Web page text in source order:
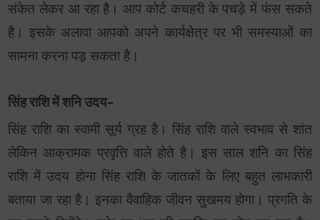
संकेत लेकर आ रहा है। आप कोर्ट कचहरी के पचड़े में फंस सकते
है। इसके अलावा आपको अपने कार्यक्षेत्र पर भी समस्याओं का
सामना करना पड़ सकता है।
सिंह राशि में शनि उदय-
सिंह राशि का स्वामी सूर्य ग्रह है। सिंह राशि वाले स्वभाव से शांत
लेकिन आक्रामक प्रवृत्ति वाले होते है। इस साल शनि का सिंह
राशि में उदय होना सिंह राशि के जातकों के लिए बहुत लाभकारी
बताया जा रहा है। इनका वैवाहिक जीवन सुखमय होगा। प्रगति के